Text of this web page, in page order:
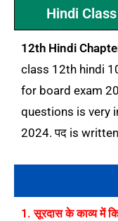
Hindi
12th Hindi
class 12th hindi
for board exam
questions is very
2024. पद is
1. सूरदास के काव्य में